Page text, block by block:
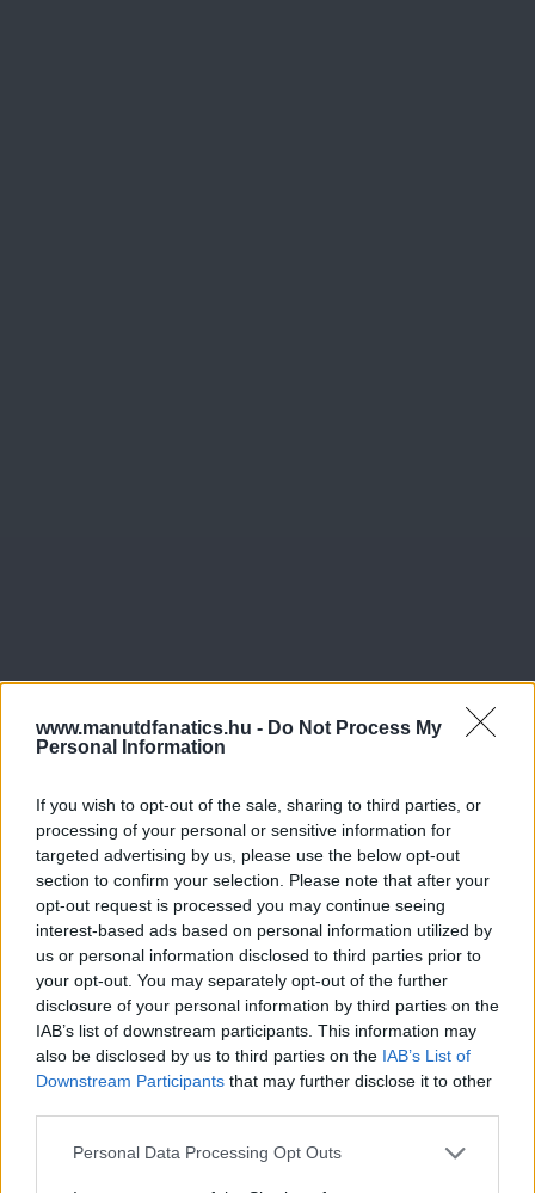
www.manutdfanatics.hu - Do Not Process My
Personal Information
If you wish to opt-out of the sale, sharing to third parties, or
processing of your personal or sensitive information for
targeted advertising by us, please use the below opt-out
section to confirm your selection. Please note that after your
opt-out request is processed you may continue seeing
interest-based ads based on personal information utilized by
us or personal information disclosed to third parties prior to
your opt-out. You may separately opt-out of the further
disclosure of your personal information by third parties on the
IAB’s list of downstream participants. This information may
also be disclosed by us to third parties on the IAB’s List of
Downstream Participants that may further disclose it to other
Please note that this website/app uses one or more Google
Personal Data Processing Opt Outs